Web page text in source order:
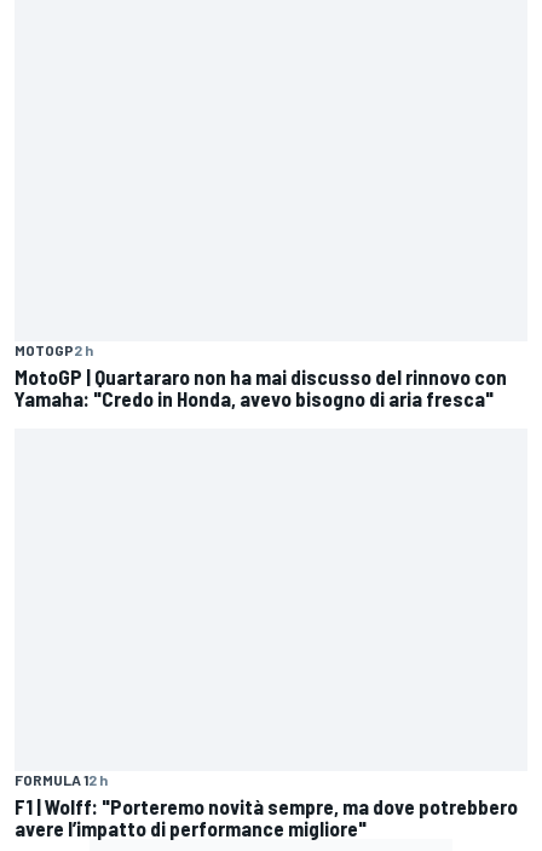
MOTOGP2 h
MotoGP | Quartararo non ha mai discusso del rinnovo con
Yamaha: "Credo in Honda, avevo bisogno di aria fresca"
FORMULA 12 h
F1 | Wolff: "Porteremo novità sempre, ma dove potrebbero
avere l’impatto di performance migliore"